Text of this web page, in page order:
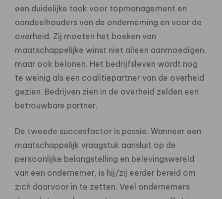
een duidelijke taak voor topmanagement en
aandeelhouders van de onderneming en voor de
overheid. Zij moeten het boeken van
maatschappelijke winst niet alleen aanmoedigen,
maar ook belonen. Het bedrijfsleven wordt nog
te weinig als een coalitiepartner van de overheid
gezien. Bedrijven zien in de overheid zelden een
betrouwbare partner.
De tweede succesfactor is passie. Wanneer een
maatschappelijk vraagstuk aansluit op de
persoonlijke belangstelling en belevingswereld
van een ondernemer, is hij/zij eerder bereid om
zich daarvoor in te zetten. Veel ondernemers